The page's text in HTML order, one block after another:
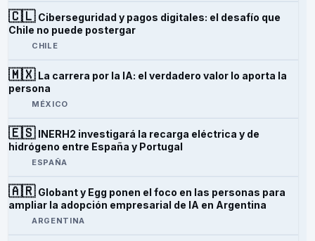
🇨🇱 Ciberseguridad y pagos digitales: el desafío que
Chile no puede postergar
CHILE
🇲🇽 La carrera por la IA: el verdadero valor lo aporta la
persona
MÉXICO
🇪🇸 INERH2 investigará la recarga eléctrica y de
hidrógeno entre España y Portugal
ESPAÑA
🇦🇷 Globant y Egg ponen el foco en las personas para
ampliar la adopción empresarial de IA en Argentina
ARGENTINA